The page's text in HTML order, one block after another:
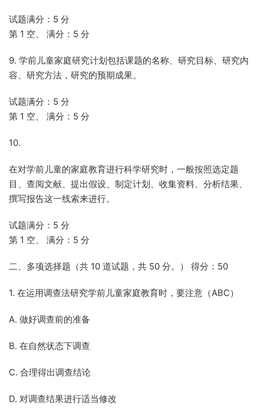
试题满分：5 分
第 1 空、 满分：5 分
9. 学前儿童家庭研究计划包括课题的名称、研究目标、研究内
容、研究方法，研究的预期成果。
试题满分：5 分
第 1 空、 满分：5 分
10.
在对学前儿童的家庭教育进行科学研究时，一般按照选定题
目、查阅文献、提出假设、制定计划、收集资料、分析结果、
撰写报告这一线索来进行。
试题满分：5 分
第 1 空、 满分：5 分
二、多项选择题（共 10 道试题，共 50 分。） 得分：50
1. 在运用调查法研究学前儿童家庭教育时，要注意（ABC）
A. 做好调查前的准备
B. 在自然状态下调查
C. 合理得出调查结论
D. 对调查结果进行适当修改